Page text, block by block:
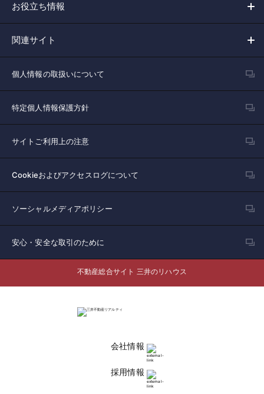
お役立ち情報
関連サイト
個人情報の取扱いについて
特定個人情報保護方針
サイトご利用上の注意
Cookieおよびアクセスログについて
ソーシャルメディアポリシー
安心・安全な取引のために
不動産総合サイト 三井のリハウス
会社情報
採用情報